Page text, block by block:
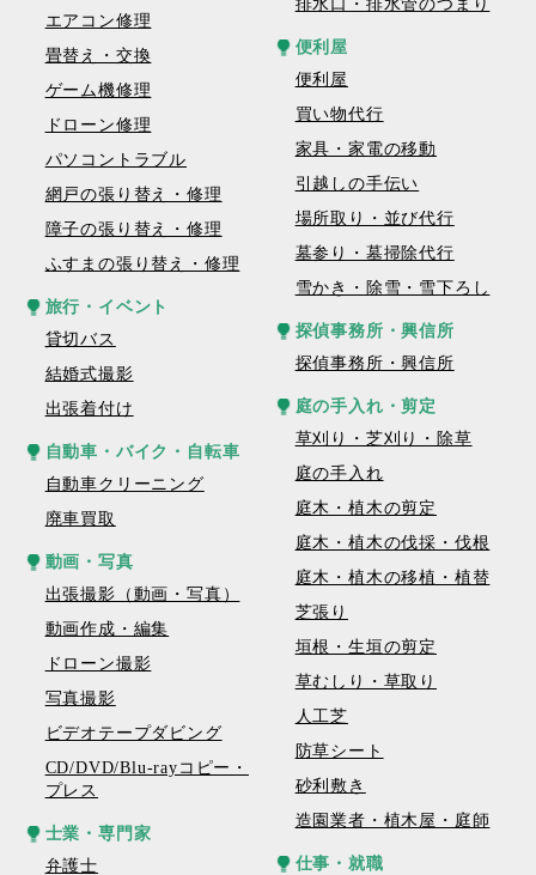
エアコン修理
畳替え・交換
ゲーム機修理
ドローン修理
パソコントラブル
網戸の張り替え・修理
障子の張り替え・修理
ふすまの張り替え・修理
旅行・イベント
貸切バス
結婚式撮影
出張着付け
自動車・バイク・自転車
自動車クリーニング
廃車買取
動画・写真
出張撮影（動画・写真）
動画作成・編集
ドローン撮影
写真撮影
ビデオテープダビング
CD/DVD/Blu-rayコピー・
プレス
士業・専門家
弁護士
排水口・排水管のつまり
便利屋
便利屋
買い物代行
家具・家電の移動
引越しの手伝い
場所取り・並び代行
墓参り・墓掃除代行
雪かき・除雪・雪下ろし
探偵事務所・興信所
探偵事務所・興信所
庭の手入れ・剪定
草刈り・芝刈り・除草
庭の手入れ
庭木・植木の剪定
庭木・植木の伐採・伐根
庭木・植木の移植・植替
芝張り
垣根・生垣の剪定
草むしり・草取り
人工芝
防草シート
砂利敷き
造園業者・植木屋・庭師
仕事・就職